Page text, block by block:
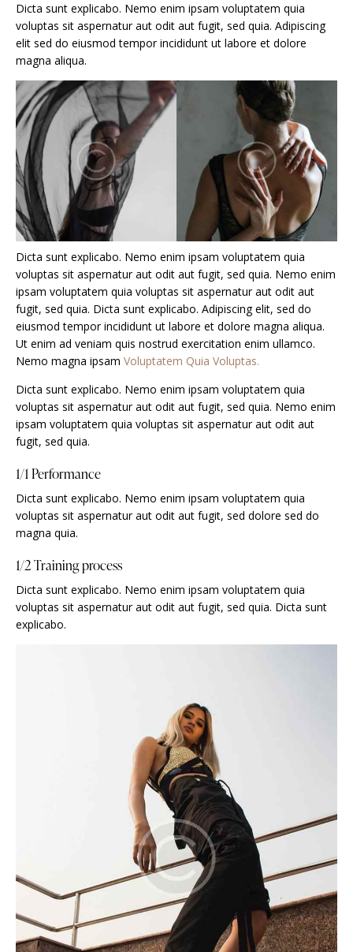
Dicta sunt explicabo. Nemo enim ipsam voluptatem quia
voluptas sit aspernatur aut odit aut fugit, sed quia. Adipiscing
elit sed do eiusmod tempor incididunt ut labore et dolore
magna aliqua.
Dicta sunt explicabo. Nemo enim ipsam voluptatem quia
voluptas sit aspernatur aut odit aut fugit, sed quia. Nemo enim
ipsam voluptatem quia voluptas sit aspernatur aut odit aut
fugit, sed quia. Dicta sunt explicabo. Adipiscing elit, sed do
eiusmod tempor incididunt ut labore et dolore magna aliqua.
Ut enim ad veniam quis nostrud exercitation enim ullamco.
Nemo magna ipsam Voluptatem Quia Voluptas.
Dicta sunt explicabo. Nemo enim ipsam voluptatem quia
voluptas sit aspernatur aut odit aut fugit, sed quia. Nemo enim
ipsam voluptatem quia voluptas sit aspernatur aut odit aut
fugit, sed quia.
1/1 Performance
Dicta sunt explicabo. Nemo enim ipsam voluptatem quia
voluptas sit aspernatur aut odit aut fugit, sed dolore sed do
magna quia.
1/2 Training process
Dicta sunt explicabo. Nemo enim ipsam voluptatem quia
voluptas sit aspernatur aut odit aut fugit, sed quia. Dicta sunt
explicabo.